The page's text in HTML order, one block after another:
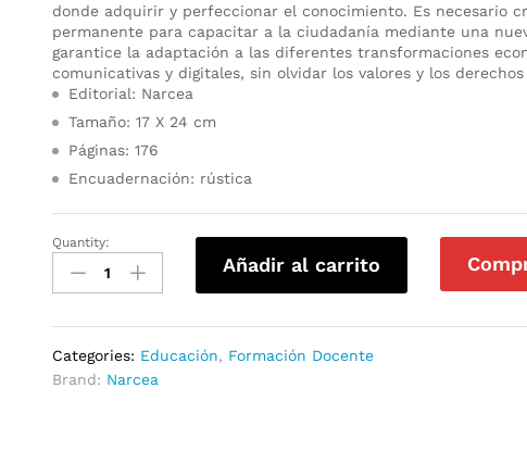
donde adquirir y perfeccionar el conocimiento. Es necesario
permanente para capacitar a la ciudadanía mediante una
garantice la adaptación a las diferentes transformaciones
comunicativas y digitales, sin olvidar los valores y los derechos
Editorial: Narcea
Tamaño: 17 X 24 cm
Páginas: 176
Encuadernación: rústica
Quantity:
Añadir al carrito
Categories: Educación, Formación Docente
Brand: Narcea